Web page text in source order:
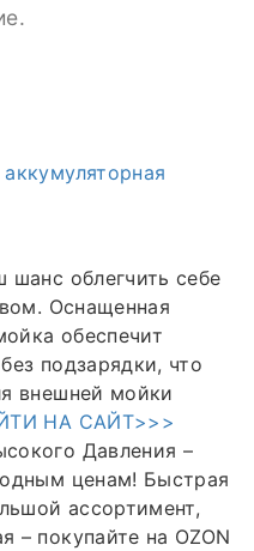
облегчить себе
Оснащенная
обеспечит
подзарядки, что
внешней мойки
НА САЙТ>>>
Давления –
ценам! Быстрая
ассортимент,
– покупайте на OZON